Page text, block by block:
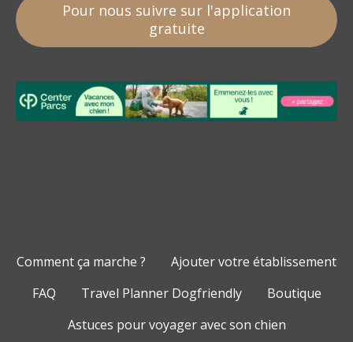
Pour nous suivre sur l'application
gratuite
Comment ça marche ?
Ajouter votre établissement
FAQ
Travel Planner Dogfriendly
Boutique
Astuces pour voyager avec son chien